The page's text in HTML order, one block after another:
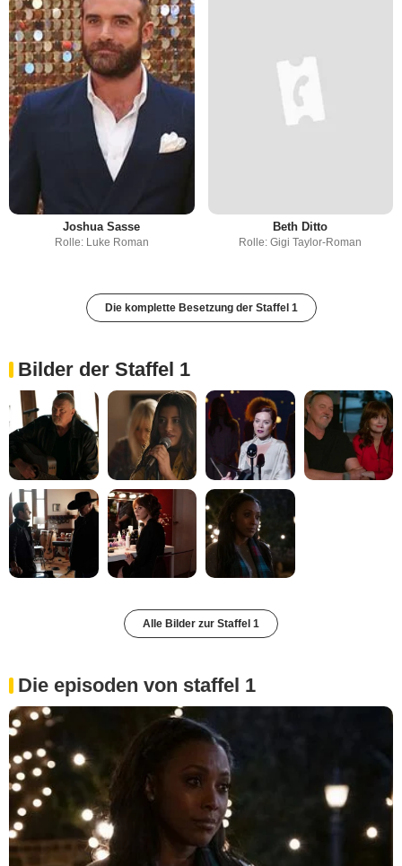
Joshua Sasse
Rolle: Luke Roman
Beth Ditto
Rolle: Gigi Taylor-Roman
Die komplette Besetzung der Staffel 1
Bilder der Staffel 1
Alle Bilder zur Staffel 1
Die episoden von staffel 1